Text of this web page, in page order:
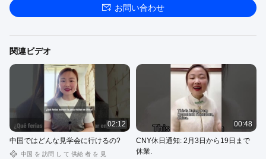
お問い合わせ
関連ビデオ
02:12
中国ではどんな見学会に行けるの?
中国 を 訪問 し て 供給 者 を 見
00:48
CNY休日通知: 2月3日から19日まで
休業.